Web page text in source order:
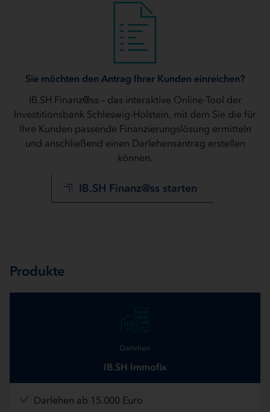
Sie möchten den Antrag Ihrer Kunden einreichen?
IB.SH Finanz@ss – das interaktive Online-Tool der
Investitionsbank Schleswig-Holstein, mit dem Sie die für
Ihre Kunden passende Finanzierungslösung ermitteln
und anschließend einen Darlehensantrag erstellen
können.
IB.SH Finanz@ss starten
Produkte
Darlehen
IB.SH Immofix
Darlehen ab 15.000 Euro